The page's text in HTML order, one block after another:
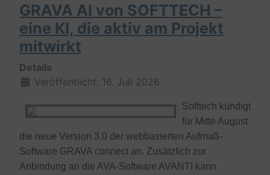
GRAVA AI von SOFTTECH –
eine KI, die aktiv am Projekt
mitwirkt
Details
Veröffentlicht: 16. Juli 2026
Softtech kündigt
für Mitte August
die neue Version 3.0 der webbasierten Aufmaß-
Software GRAVA connect an. Zusätzlich zur
Anbindung an die AVA-Software AVANTI kann